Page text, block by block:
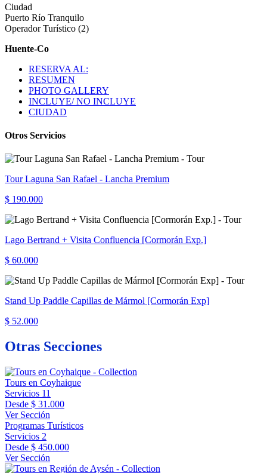
Ciudad
Puerto Río Tranquilo
Operador Turístico (2)
Huente-Co
RESERVA AL:
RESUMEN
PHOTO GALLERY
INCLUYE/ NO INCLUYE
CIUDAD
Otros Servicios
Tour Laguna San Rafael - Lancha Premium
$ 190.000
Lago Bertrand + Visita Confluencia [Cormorán Exp.]
$ 60.000
Stand Up Paddle Capillas de Mármol [Cormorán Exp]
$ 52.000
Otras Secciones
Tours en Coyhaique
Servicios 11
Desde $ 31.000
Ver Sección
Programas Turísticos
Servicios 2
Desde $ 450.000
Ver Sección